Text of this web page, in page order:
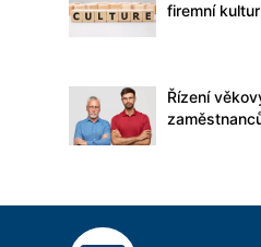
firemní
Řízení